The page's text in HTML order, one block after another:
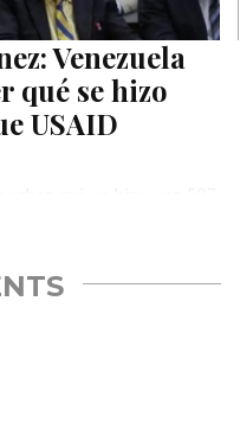
Venezuela
qué se hizo
USAID